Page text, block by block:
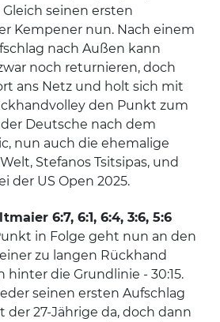
Gleich seinen ersten
Kempener nun. Nach einem
nach Außen kann
noch returnieren, doch
ans Netz und holt sich mit
den Punkt zum
Deutsche nach dem
nun auch die ehemalige
Stefanos Tsitsipas, und
der US Open 2025.
6:7, 6:1, 6:4, 3:6, 5:6
in Folge geht nun an den
zu langen Rückhand
hinter die Grundlinie - 30:15.
seinen ersten Aufschlag
der 27-Jährige da, doch dann